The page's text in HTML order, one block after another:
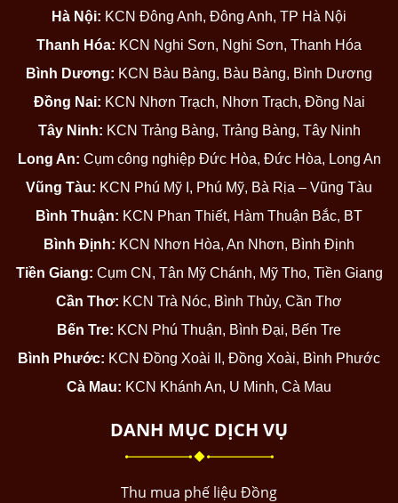
Hà Nội: KCN Đông Anh, Đông Anh, TP Hà Nội
Thanh Hóa: KCN Nghi Sơn, Nghi Sơn, Thanh Hóa
Bình Dương: KCN Bàu Bàng, Bàu Bàng, Bình Dương
Đồng Nai: KCN Nhơn Trạch, Nhơn Trạch, Đồng Nai
Tây Ninh: KCN Trảng Bàng, Trảng Bàng, Tây Ninh
Long An: Cụm công nghiệp Đức Hòa, Đức Hòa, Long An
Vũng Tàu: KCN Phú Mỹ I, Phú Mỹ, Bà Rịa – Vũng Tàu
Bình Thuận: KCN Phan Thiết, Hàm Thuận Bắc, BT
Bình Định: KCN Nhơn Hòa, An Nhơn, Bình Định
Tiền Giang: Cụm CN, Tân Mỹ Chánh, Mỹ Tho, Tiền Giang
Cần Thơ: KCN Trà Nóc, Bình Thủy, Cần Thơ
Bến Tre: KCN Phú Thuận, Bình Đại, Bến Tre
Bình Phước: KCN Đồng Xoài II, Đồng Xoài, Bình Phước
Cà Mau: KCN Khánh An, U Minh, Cà Mau
DANH MỤC DỊCH VỤ
Thu mua phế liệu Đồng